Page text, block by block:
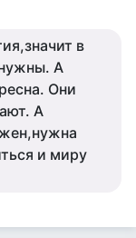
в
А
Они
А
и миру